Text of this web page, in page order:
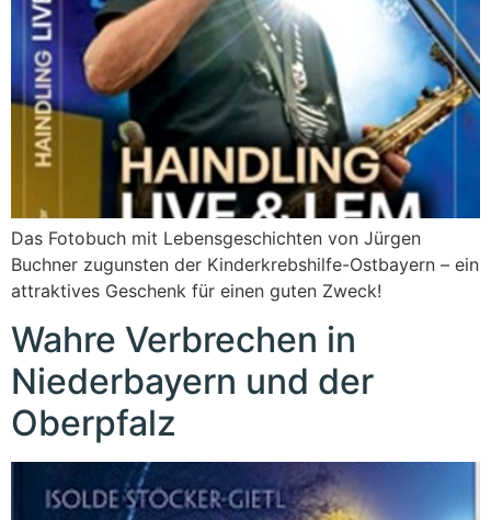
Das Fotobuch mit Lebensgeschichten von Jürgen
Buchner zugunsten der Kinderkrebshilfe-Ostbayern – ein
attraktives Geschenk für einen guten Zweck!
Wahre Verbrechen in
Niederbayern und der
Oberpfalz